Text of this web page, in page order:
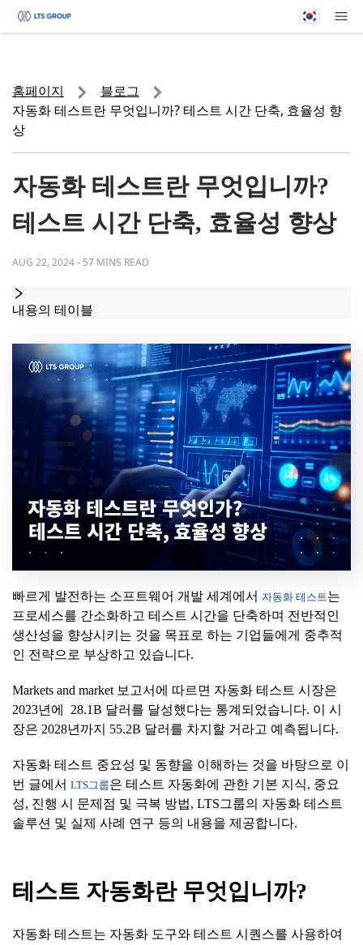
메
귀하의 회사
홈페이지
블로그
자동화 테스트란 무엇입니까? 테스트 시간 단축, 효율성 향
상
자동화 테스트란 무엇입니까?
테스트 시간 단축, 효율성 향상
AUG 22, 2024- 57 MINS READ
내용의 테이블
빠르게 발전하는 소프트웨어 개발 세계에서 자동화 테스트 는
프로세스를 간소화하고 테스트 시간을 단축하며 전반적인
생산성을 향상시키는 것을 목표로 하는 기업들에게 중추적
인 전략으로 부상하고 있습니다.
Markets and market 보고서에 따르면 자동화 테스트 시장은
2023년에 28.1B 달러를 달성했다는 통계되었습니다. 이 시
장은 2028년까지 55.2B 달러를 차지할 거라고 예측됩니다.
자동화 테스트 중요성 및 동향을 이해하는 것을 바탕으로 이
번 글에서 LTS그룹은 테스트 자동화에 관한 기본 지식, 중요
성, 진행 시 문제점 및 극복 방법, LTS그룹의 자동화 테스트
솔루션 및 실제 사례 연구 등의 내용을 제공합니다.
테스트 자동화란 무엇입니까?
자동화 테스트는 자동화 도구와 테스트 시퀀스를 사용하여